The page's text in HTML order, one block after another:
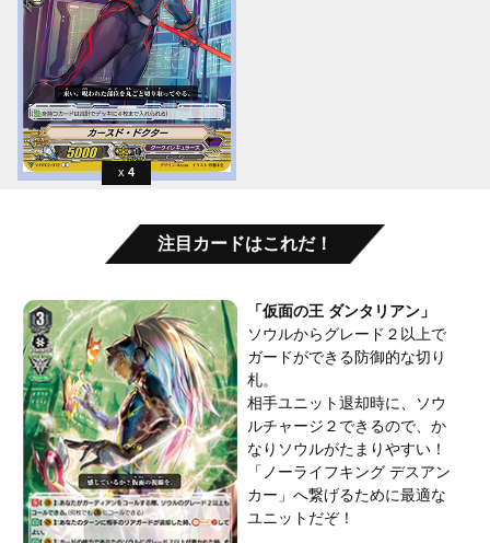
4
注目カードはこれだ！
「仮面の王 ダンタリアン」
ソウルからグレード２以上で
ガードができる防御的な切り
札。
相手ユニット退却時に、ソウ
ルチャージ２できるので、か
なりソウルがたまりやすい！
「ノーライフキング デスアン
カー」へ繋げるために最適な
ユニットだぞ！